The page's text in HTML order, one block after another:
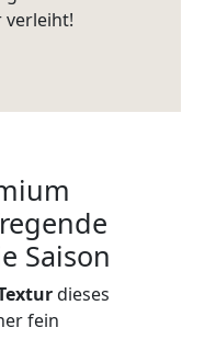
verleiht!
Saison
dieses
fein